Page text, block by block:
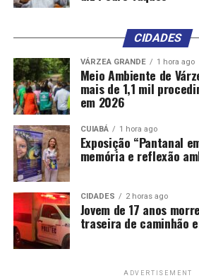
CIDADES
VÁRZEA GRANDE 1 hora ago
Meio Ambiente de
mais de 1,1 mil
em 2026
CUIABÁ 1 hora ago
Exposição “Pantanal
memória e reflexão
CIDADES 2 horas ago
Jovem de 17 anos
traseira de caminhão
ADVERTISEMENT